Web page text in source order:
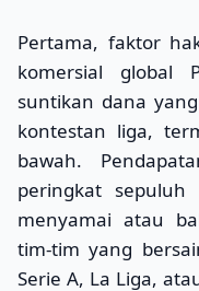
Pertama, faktor
komersial global
suntikan dana
kontestan liga,
bawah.
peringkat sepuluh
menyamai atau
tim-tim yang
Serie A, La Liga,